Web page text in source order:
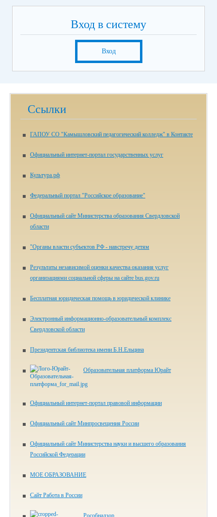
Вход в систему
Вход
Ссылки
ГАПОУ СО "Камышловский педагогический колледж" в Контакте
Официальный интернет-портал государственных услуг
Культура.рф
Федеральный портал "Российское образование"
Официальный сайт Министерства образования Свердловской
области
"Органы власти субъектов РФ - навстречу детям
Результаты независимой оценки качества оказания услуг
организациями социальной сферы на сайте bus.gov.ru
Бесплатная юридическая помощь в юридической клинике
Электронный информационно-образовательный комплекс
Свердловской области
Президентская библиотека имени Б.Н.Ельцина
Образовательная платформа Юрайт
Официальный интернет-портал правовой информации
Официальный сайт Минпросвещения России
Официальный сайт Министерства науки и высшего образования
Российской Федерации
МОЕ ОБРАЗОВАНИЕ
Сайт Работа в России
Рособнадзор